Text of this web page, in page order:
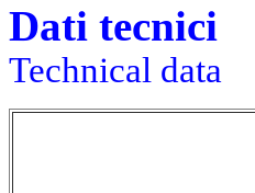
Dati tecnici
Technical data